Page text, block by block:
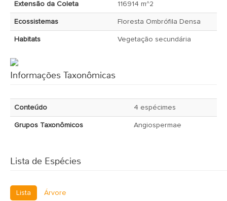
Extensão da Coleta 116914 m^2
Ecossistemas Floresta Ombrófila Densa
Habitats Vegetação secundária
Informações Taxonômicas
Conteúdo 4 espécimes
Grupos Taxonômicos Angiospermae
Lista de Espécies
Lista Árvore